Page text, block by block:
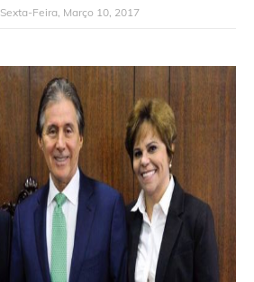
Sexta-Feira, Março 10, 2017